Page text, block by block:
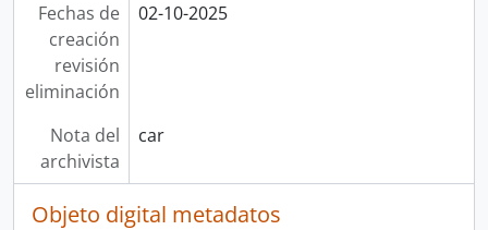
Fechas de
creación
revisión
eliminación
02-10-2025
Nota del
archivista
car
Objeto digital metadatos